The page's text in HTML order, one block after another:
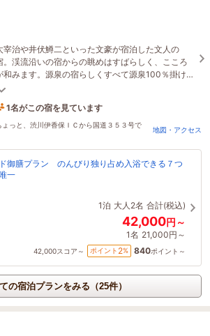
宰治や井伏鱒二といった文豪が宿泊した文人の
。渓流沿いの宿からの眺めはすばらしく、こころ
和みます。源泉の宿らしくすべて源泉100％掛け流
、多彩な貸切風呂も無料です。別館壺天は全室露
5時間前に予約されました
っと、渋川伊香保ＩＣから国道３５３号で
地図・アクセス
御膳プラン のんびり独り占め入浴できる７つ
一
1泊 大人2名 合計(税込)
42,000円～
1名 21,000円～
42,000スコア～ ポイント 2% 840ポイント～
の宿泊プランをみる（25件）